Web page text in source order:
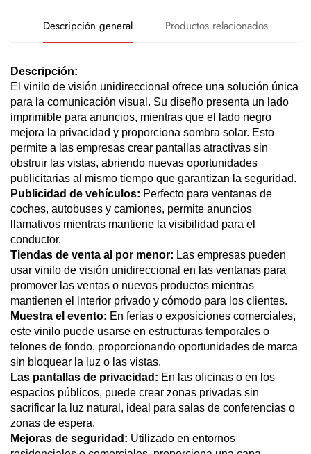
Descripción general Productos relacionados
Descripción:
El vinilo de visión unidireccional ofrece una solución única
para la comunicación visual. Su diseño presenta un lado
imprimible para anuncios, mientras que el lado negro
mejora la privacidad y proporciona sombra solar. Esto
permite a las empresas crear pantallas atractivas sin
obstruir las vistas, abriendo nuevas oportunidades
publicitarias al mismo tiempo que garantizan la seguridad.
Publicidad de vehículos: Perfecto para ventanas de
coches, autobuses y camiones, permite anuncios
llamativos mientras mantiene la visibilidad para el
conductor.
Tiendas de venta al por menor: Las empresas pueden
usar vinilo de visión unidireccional en las ventanas para
promover las ventas o nuevos productos mientras
mantienen el interior privado y cómodo para los clientes.
Muestra el evento: En ferias o exposiciones comerciales,
este vinilo puede usarse en estructuras temporales o
telones de fondo, proporcionando oportunidades de marca
sin bloquear la luz o las vistas.
Las pantallas de privacidad: En las oficinas o en los
espacios públicos, puede crear zonas privadas sin
sacrificar la luz natural, ideal para salas de conferencias o
zonas de espera.
Mejoras de seguridad: Utilizado en entornos